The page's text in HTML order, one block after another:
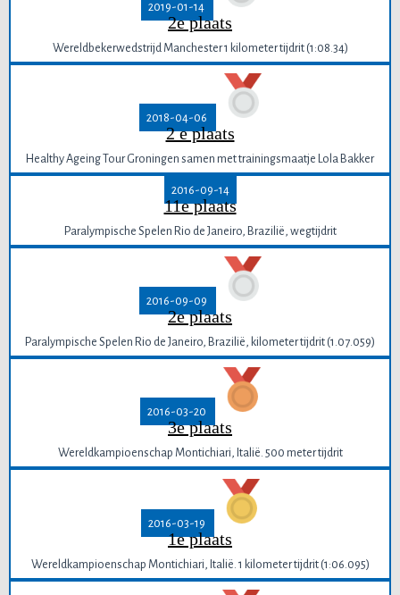
2019-01-14
2e plaats
Wereldbekerwedstrijd Manchester 1 kilometer tijdrit (1:08.34)
2018-04-06
2 e plaats
Healthy Ageing Tour Groningen samen met trainingsmaatje Lola Bakker
2016-09-14
11e plaats
Paralympische Spelen Rio de Janeiro, Brazilië, wegtijdrit
2016-09-09
2e plaats
Paralympische Spelen Rio de Janeiro, Brazilië, kilometer tijdrit (1.07.059)
2016-03-20
3e plaats
Wereldkampioenschap Montichiari, Italië. 500 meter tijdrit
2016-03-19
1e plaats
Wereldkampioenschap Montichiari, Italië. 1 kilometer tijdrit (1:06.095)